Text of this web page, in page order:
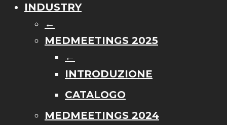
INDUSTRY
←
MEDMEETINGS 2025
←
INTRODUZIONE
CATALOGO
MEDMEETINGS 2024